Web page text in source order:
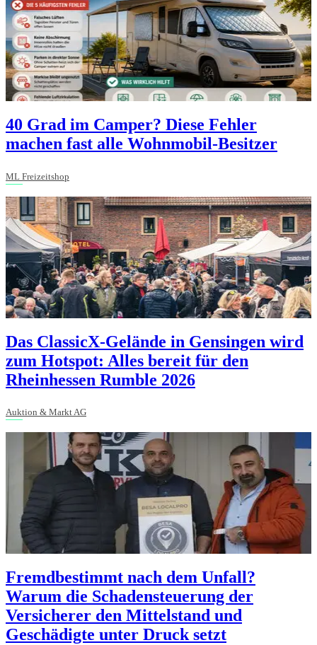
40 Grad im Camper? Diese Fehler
machen fast alle Wohnmobil-Besitzer
ML Freizeitshop
Das ClassicX-Gelände in Gensingen wird
zum Hotspot: Alles bereit für den
Rheinhessen Rumble 2026
Auktion & Markt AG
Fremdbestimmt nach dem Unfall?
Warum die Schadensteuerung der
Versicherer den Mittelstand und
Geschädigte unter Druck setzt